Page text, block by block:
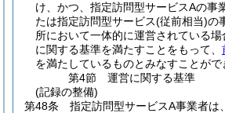
け、かつ、指定訪問型サービスAの事
たは指定訪問型サービス(従前相当)の
所において一体的に運営されている
に関する基準を満たすことをもって、
を満たしているものとみなすことがで
第4節
運営に関する基準
(記録の整備)
第48条
指定訪問型サービスA事業者は